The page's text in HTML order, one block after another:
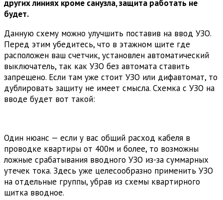
других линиях кроме санузла, защита работать не
будет.
Данную схему можно улучшить поставив на ввод УЗО.
Перед этим убедитесь, что в этажном щите где
расположен ваш счетчик, установлен автоматический
выключатель, так как УЗО без автомата ставить
запрещено. Если там уже стоит УЗО или дифавтомат, то
дублировать защиту не имеет смысла. Схемка с УЗО на
вводе будет вот такой:
Один нюанс — если у вас общий расход кабеля в
проводке квартиры от 400м и более, то возможны
ложные срабатывания вводного УЗО из-за суммарных
утечек тока. Здесь уже целесообразно применить УЗО
на отдельные группы, убрав из схемы квартирного
щитка вводное.